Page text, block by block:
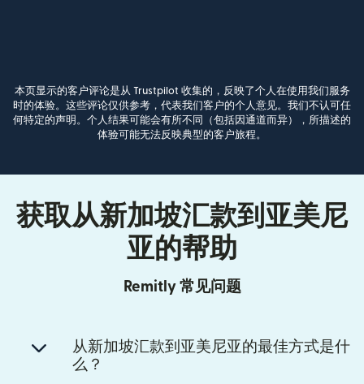
本页显示的客户评论是从 Trustpilot 收集的，反映了个人在使用我们服务
时的体验。这些评论仅供参考，代表我们客户的个人意见。我们不认可任
何特定的声明。个人结果可能会有所不同（包括因通道而异），所描述的
体验可能无法反映典型的客户旅程。
获取从新加坡汇款到亚美尼
亚的帮助
Remitly 常见问题
从新加坡汇款到亚美尼亚的最佳方式是什
么？